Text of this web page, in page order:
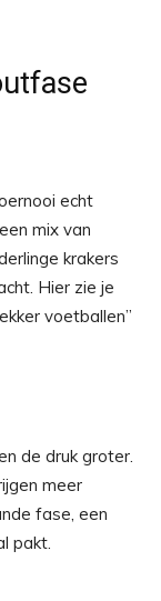
echt
mix van
krakers
Hier zie je
voetballen”
de druk groter.
meer
fase, een
pakt.